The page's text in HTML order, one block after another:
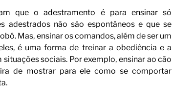
que o adestramento é para ensinar só
adestrados não são espontâneos e que se
Mas, ensinar os comandos, além de ser um
é uma forma de treinar a obediência e a
sociais. Por exemplo, ensinar ao cão
de mostrar para ele como se comportar